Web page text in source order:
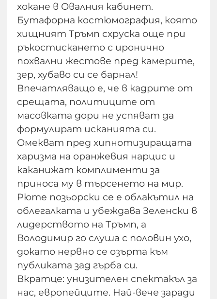
хокане в Овалния кабинет.
Бутафорна костюмография, която
хищният Тръмп схруска още при
ръкостискането с иронично
похвални жестове пред камерите,
зер, хубаво си се барнал!
Впечатляващо е, че в кадрите от
срещата, политиците от
масовката дори не успяват да
формулират исканията си.
Омекват пред хипнотизиращата
харизма на оранжевия нарцис и
каканижат комплименти за
приноса му в търсенето на мир.
Рюте позьорски се е облакътил на
облегалката и убеждава Зеленски в
лидерството на Тръмп, а
Володимир го слуша с половин ухо,
докато нервно се озърта към
публиката зад гърба си.
Вкратце: унизителен спектакъл за
нас, европейците. Най-вече заради